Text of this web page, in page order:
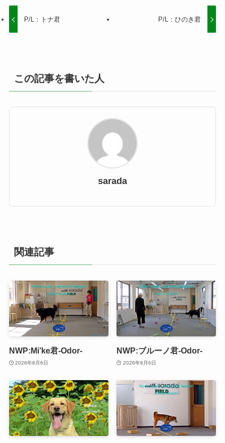
P/L：トナ君 P/L：ひのき君
この記事を書いた人
sarada
関連記事
NWP:Mi’ke君-Odor-
2026年8月6日
NWP:ブルーノ君-Odor-
2026年8月6日